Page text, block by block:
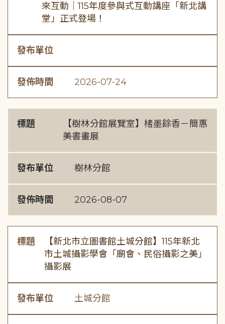
來互動｜115年度參與式互動講座「新北講
堂」正式登場！
發布單位
發佈時間 2026-07-24
標題
【樹林分館展覽室】楮墨餘香－簡惠
美書畫展
發布單位 樹林分館
發佈時間 2026-08-07
標題
【新北市立圖書館土城分館】115年新北
市土城攝影學會「廟會、民俗攝影之美」
攝影展
發布單位 土城分館